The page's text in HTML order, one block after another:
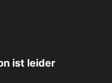
ist leider